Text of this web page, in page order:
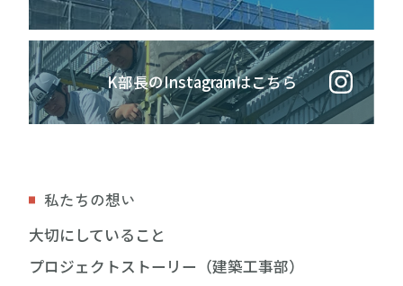
K部長のInstagramはこちら
私たちの想い
大切にしていること
プロジェクトストーリー（建築工事部）